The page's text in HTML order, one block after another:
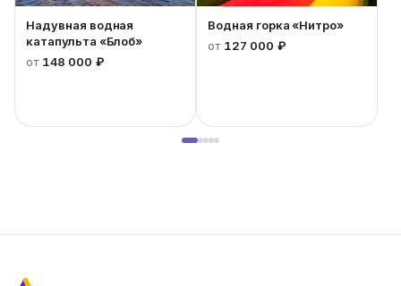
Надувная водная
катапульта «Блоб»
от 148 000 ₽
Водная горка «Нитро»
от 127 000 ₽